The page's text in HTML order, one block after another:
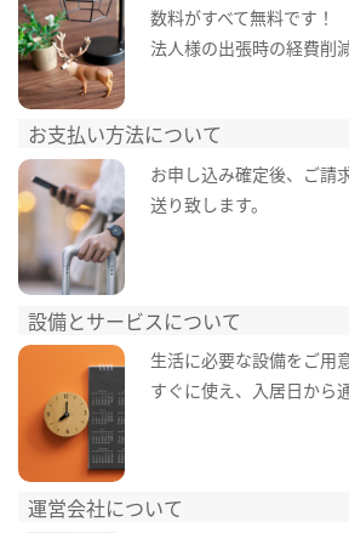
数料がすべて無料です！
法人様の出張時の経費削
お支払い方法について
お申し込み確定後、ご請
送り致します。
設備とサービスについて
生活に必要な設備をご用
すぐに使え、入居日から
運営会社について